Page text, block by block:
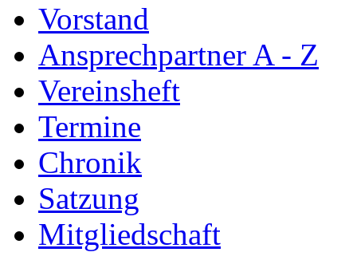
Vorstand
Ansprechpartner A - Z
Vereinsheft
Termine
Chronik
Satzung
Mitgliedschaft